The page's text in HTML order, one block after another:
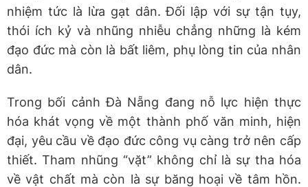
nhiệm tức là lừa gạt dân. Đối lập với sự tận tụy,
thói ích kỷ và nhũng nhiễu chẳng những là kém
đạo đức mà còn là bất liêm, phụ lòng tin của nhân
dân.
Trong bối cảnh Đà Nẵng đang nỗ lực hiện thực
hóa khát vọng về một thành phố văn minh, hiện
đại, yêu cầu về đạo đức công vụ càng trở nên cấp
thiết. Tham nhũng “vặt” không chỉ là sự tha hóa
về vật chất mà còn là sự băng hoại về tâm hồn.